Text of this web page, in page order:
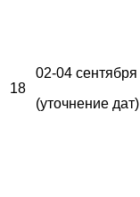
18
02-04 сентября
(уточнение дат)